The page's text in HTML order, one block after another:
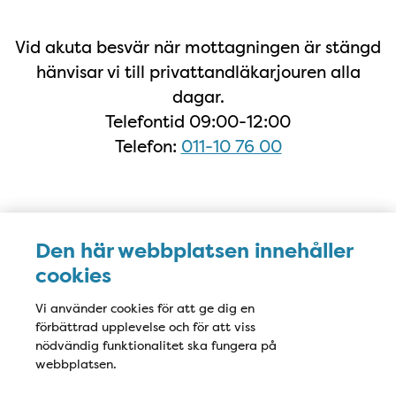
Den här webbplatsen innehåller
cookies
Vi använder cookies för att ge dig en
förbättrad upplevelse och för att viss
nödvändig funktionalitet ska fungera på
webbplatsen.
Vid akuta besvär när mottagningen är stängd
hänvisar vi till privattandläkarjouren alla
dagar.
Telefontid 09:00-12:00
Telefon: 011-10 76 00
Karta